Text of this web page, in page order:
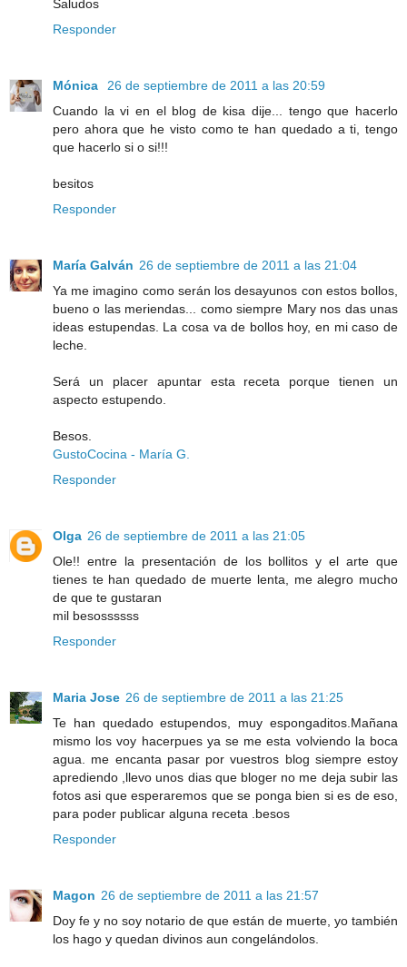
Saludos
Responder
Mónica
26 de septiembre de 2011 a las 20:59
Cuando la vi en el blog de kisa dije... tengo que hacerlo
pero ahora que he visto como te han quedado a ti, tengo
que hacerlo si o si!!!
besitos
Responder
María Galván 26 de septiembre de 2011 a las 21:04
Ya me imagino como serán los desayunos con estos bollos,
bueno o las meriendas... como siempre Mary nos das unas
ideas estupendas. La cosa va de bollos hoy, en mi caso de
leche.
Será un placer apuntar esta receta porque tienen un
aspecto estupendo.
Besos.
GustoCocina - María G.
Responder
Olga 26 de septiembre de 2011 a las 21:05
Ole!! entre la presentación de los bollitos y el arte que
tienes te han quedado de muerte lenta, me alegro mucho
de que te gustaran
mil besossssss
Responder
Maria Jose 26 de septiembre de 2011 a las 21:25
Te han quedado estupendos, muy espongaditos.Mañana
mismo los voy hacerpues ya se me esta volviendo la boca
agua. me encanta pasar por vuestros blog siempre estoy
aprediendo ,llevo unos dias que bloger no me deja subir las
fotos asi que esperaremos que se ponga bien si es de eso,
para poder publicar alguna receta .besos
Responder
Magon 26 de septiembre de 2011 a las 21:57
Doy fe y no soy notario de que están de muerte, yo también
los hago y quedan divinos aun congelándolos.